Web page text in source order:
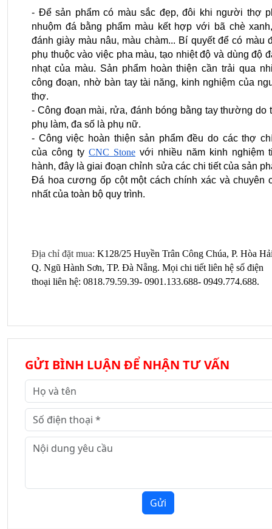
- Để sản phẩm có màu sắc đẹp, đôi khi người thợ
nhuộm đá bằng phẩm màu kết hợp với bã chè
đánh giày màu nâu, màu chàm... Bí quyết để có màu
phụ thuộc vào việc pha màu, tạo nhiệt độ và dùng độ
nhạt của màu. Sản phẩm hoàn thiện cần trải qua
công đoạn, nhờ bàn tay tài năng, kinh nghiệm của
thợ.
- Công đoạn mài, rửa, đánh bóng bằng tay thường do
phụ làm, đa số là phụ nữ.
- Công việc hoàn thiện sản phẩm đều do các thợ
của công ty CNC Stone với nhiều năm kinh nghiệm
hành, đây là giai đoạn chỉnh sửa các chi tiết của sản
Đá hoa cương ốp cột một cách chính xác và chuyên
nhất của toàn bộ quy trình.
Địa chỉ đặt mua: K128/25 Huyền Trân Công Chúa, P. Hòa
Q. Ngũ Hành Sơn, TP. Đà Nẵng. Mọi chi tiết liên hệ số điện
thoại liên hệ: 0818.79.59.39- 0901.133.688- 0949.774.688.
GỬI BÌNH LUẬN ĐỂ NHẬN TƯ VẤN
Gửi